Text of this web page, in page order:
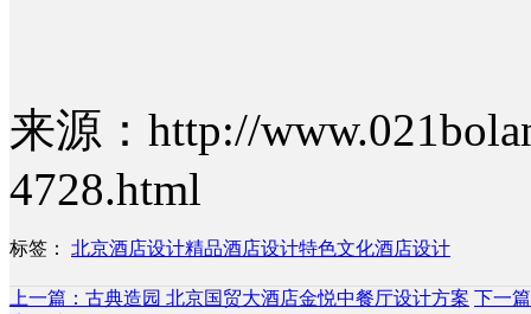
来源：http://
4728.html
标签： 北京酒店设计精品酒店设计特色文化酒店设计
上一篇：古典造园 北京国贸大酒店金悦中餐厅设计方案 下一